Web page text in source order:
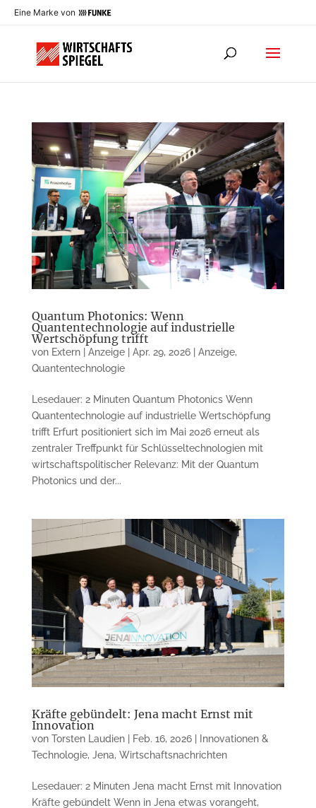
Eine Marke von
Quantum Photonics: Wenn
Quantentechnologie auf industrielle
Wertschöpfung trifft
von Extern | Anzeige| Apr. 29, 2026| Anzeige,
Quantentechnologie
Lesedauer: 2 Minuten Quantum Photonics Wenn
Quantentechnologie auf industrielle Wertschöpfung
trifft Erfurt positioniert sich im Mai 2026 erneut als
zentraler Treffpunkt für Schlüsseltechnologien mit
wirtschaftspolitischer Relevanz: Mit der Quantum
Photonics und der...
Kräfte gebündelt: Jena macht Ernst mit
Innovation
von Torsten Laudien| Feb. 16, 2026|
Innovationen &
Technologie, Jena, Wirtschaftsnachrichten
Lesedauer: 2 Minuten Jena macht Ernst mit Innovation
Kräfte gebündelt Wenn in Jena etwas vorangeht,